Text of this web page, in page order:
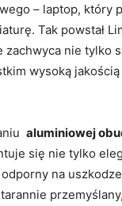
– laptop, który‌
Tak​ powstał
zachwyca​ nie‍ tylko
wysoką
aluminiowej
‌się⁤ nie tylko⁣
na